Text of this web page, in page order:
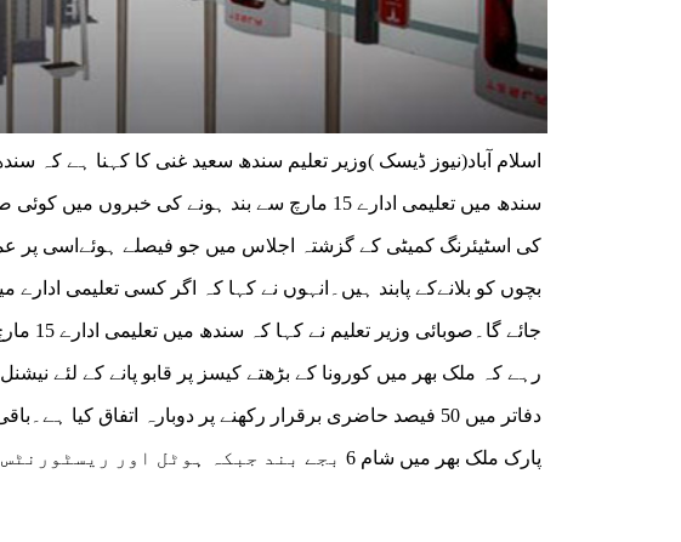
اسلام آباد(نیوز ڈیسک )وزیر تعلیم سندھ سعید غنی کا کہنا ہے کہ
سندھ میں تعلیمی ادارے 15 مارچ سے بند ہونے کی
بچوں کو بلانےکے پابند ہیں۔انہوں نے کہا کہ اگر کسی تعلیمی ادارے
جائے
رہے کہ ملک بھر میں کورونا کے بڑھتے کیسز پر قابو پانے کے لئے
دفاتر میں 50 فیصد حاضری برقرار رکھنے پر دوبارہ اتفاق
پارک ملک بھر میں شام 6 بجے بند جبکہ ہوٹل اور ریسٹورنٹس کے باہر بیٹھ کر کھانے کی اجازت ہوگی۔